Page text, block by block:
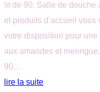
lit de 90. Salle de
et produits d’accueil
votre disposition pour
aux amandes et
90…
lire la suite